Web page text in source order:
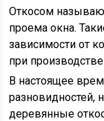
Откосом
проема окна.
зависимости от
при производстве.
В настоящее
разновидностей,
деревянные